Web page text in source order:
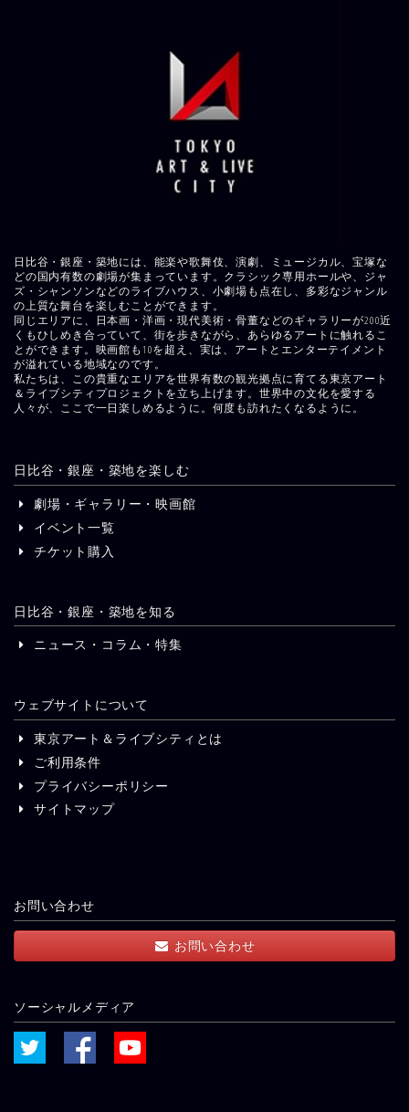
日比谷・銀座・築地には、能楽や歌舞伎、演劇、ミュージカル、宝塚な
どの国内有数の劇場が集まっています。クラシック専用ホールや、ジャ
ズ・シャンソンなどのライブハウス、小劇場も点在し、多彩なジャンル
の上質な舞台を楽しむことができます。
同じエリアに、日本画・洋画・現代美術・骨董などのギャラリーが200近
くもひしめき合っていて、街を歩きながら、あらゆるアートに触れるこ
とができます。映画館も10を超え、実は、アートとエンターテイメント
が溢れている地域なのです。
私たちは、この貴重なエリアを世界有数の観光拠点に育てる東京アート
＆ライブシティプロジェクトを立ち上げます。世界中の文化を愛する
人々が、ここで一日楽しめるように。何度も訪れたくなるように。
日比谷・銀座・築地を楽しむ
劇場・ギャラリー・映画館
イベント一覧
チケット購入
日比谷・銀座・築地を知る
ニュース・コラム・特集
ウェブサイトについて
東京アート＆ライブシティとは
ご利用条件
プライバシーポリシー
サイトマップ
お問い合わせ
お問い合わせ
ソーシャルメディア